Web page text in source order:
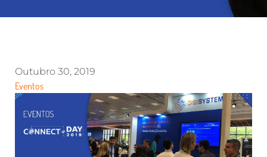
Outubro 30, 2019
Eventos